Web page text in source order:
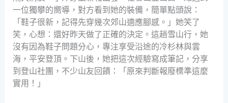
一位獨攀的嚮導，對方看到她的裝備，簡單點頭說：
「鞋子很新，記得先穿幾次郊山適應腳感。」她笑了
笑，心想：還好昨天做了正確的決定。這趟雪山行，她
沒有因為鞋子問題分心，專注享受沿途的冷杉林與雲
海，平安登頂。下山後，她把這次經驗寫成筆記，分享
到登山社團，不少山友回饋：「原來判斷報廢標準這麼
實用！」